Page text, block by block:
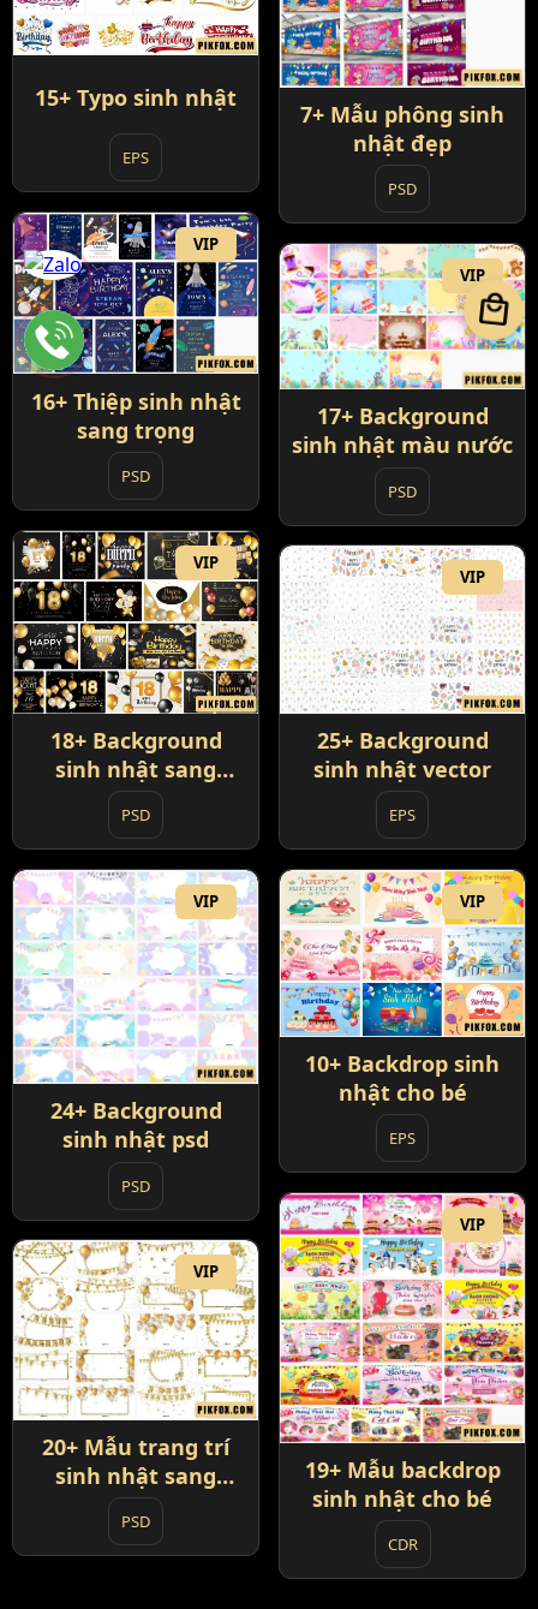
7+ Mẫu phông sinh
nhật đẹp
PSD
15+ Typo sinh nhật
EPS
VIP
16+ Thiệp sinh nhật
sang trọng
PSD
VIP
17+ Background
sinh nhật màu nước
PSD
VIP
18+ Background
sinh nhật sang
trọng
PSD
VIP
25+ Background
sinh nhật vector
EPS
VIP
24+ Background
sinh nhật psd
PSD
VIP
10+ Backdrop sinh
nhật cho bé
EPS
VIP
19+ Mẫu backdrop
sinh nhật cho bé
CDR
VIP
20+ Mẫu trang trí
sinh nhật sang
trọng
PSD
local_mall